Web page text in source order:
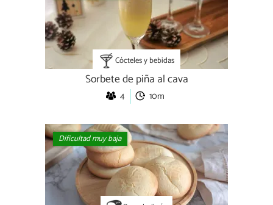
Cócteles y bebidas
Sorbete de piña al cava
4 10m
Dificultad muy baja